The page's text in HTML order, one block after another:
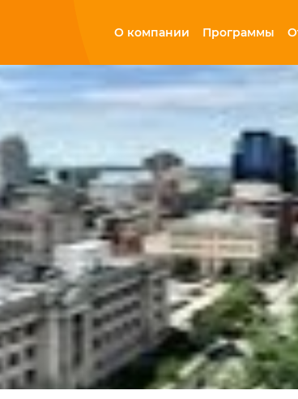
О компании Программы